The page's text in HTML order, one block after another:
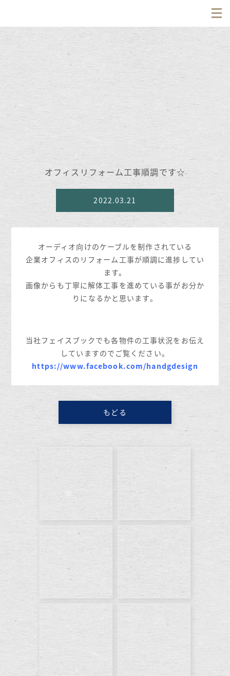
オフィスリフォーム工事順調です☆
2022.03.21
オーディオ向けのケーブルを制作されている
企業オフィスのリフォーム工事が順調に進捗してい
ます。
画像からも丁寧に解体工事を進めている事がお分か
りになるかと思います。
当社フェイスブックでも各物件の工事状況をお伝え
していますのでご覧ください。
https://www.facebook.com/handgdesign
もどる